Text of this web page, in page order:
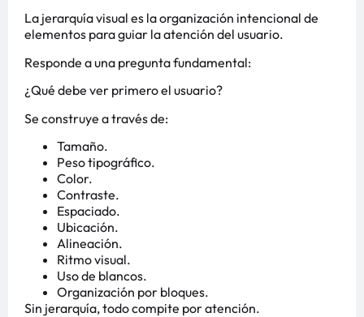
La jerarquía visual es la organización intencional de
elementos para guiar la atención del usuario.
Responde a una pregunta fundamental:
¿Qué debe ver primero el usuario?
Se construye a través de:
Tamaño.
Peso tipográfico.
Color.
Contraste.
Espaciado.
Ubicación.
Alineación.
Ritmo visual.
Uso de blancos.
Organización por bloques.
Sin jerarquía, todo compite por atención.